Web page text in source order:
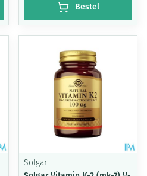
Bestel
Solgar